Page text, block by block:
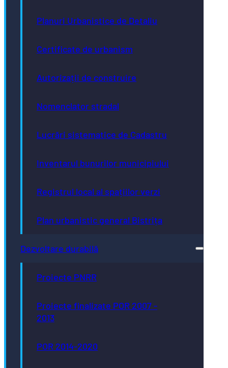
Planuri Urbanistice de Detaliu
Certificate de urbanism
Autorizații de construire
Nomenclator stradal
Lucrări sistematice de Cadastru
Inventarul bunurilor municipiului
Registrul local al spațiilor verzi
Plan urbanistic general Bistrița
Dezvoltare durabilă
Proiecte PNRR
Proiecte finalizate POR 2007 -
2013
POR 2014-2020